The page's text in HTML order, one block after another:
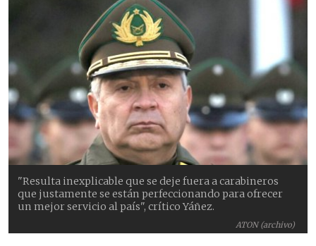
ATON (archivo)
"Resulta inexplicable que se deje fuera a carabineros
que justamente se están perfeccionando para ofrecer
un mejor servicio al país", crítico Yáñez.